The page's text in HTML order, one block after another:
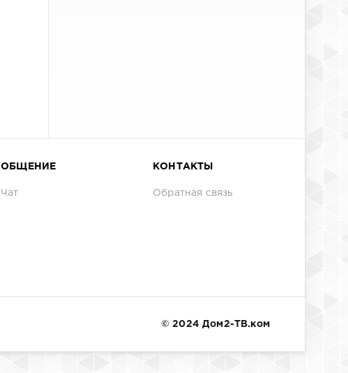
ОБЩЕНИЕ
Чат
КОНТАКТЫ
Обратная связь
© 2024 Дом2-ТВ.ком